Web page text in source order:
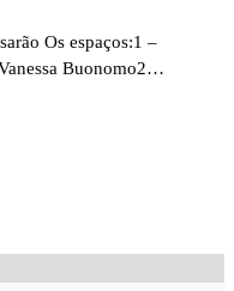
Os espaços:1 –
Buonomo2…